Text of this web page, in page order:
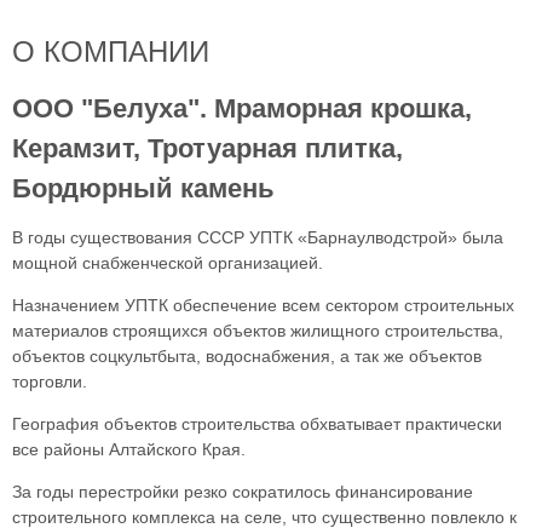
О КОМПАНИИ
ООО "Белуха". Мраморная крошка,
Керамзит, Тротуарная плитка,
Бордюрный камень
В годы существования СССР УПТК «Барнаулводстрой» была
мощной снабженческой организацией.
Назначением УПТК обеспечение всем сектором строительных
материалов строящихся объектов жилищного строительства,
объектов соцкультбыта, водоснабжения, а так же объектов
торговли.
География объектов строительства обхватывает практически
все районы Алтайского Края.
За годы перестройки резко сократилось финансирование
строительного комплекса на селе, что существенно повлекло к